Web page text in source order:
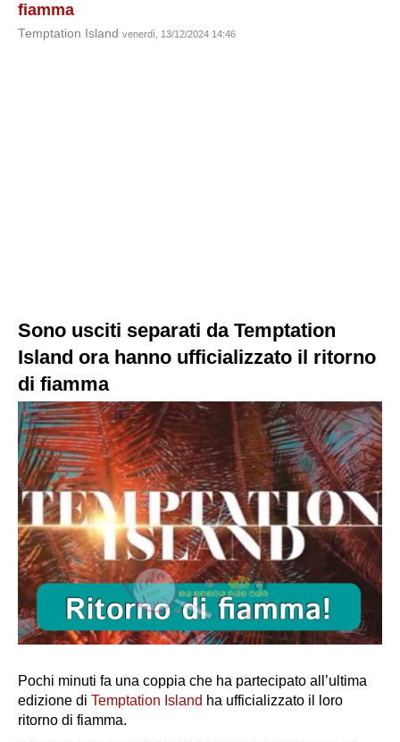
fiamma
Temptation Island venerdì, 13/12/2024 14:46
Sono usciti separati da Temptation
Island ora hanno ufficializzato il ritorno
di fiamma
Pochi minuti fa una coppia che ha partecipato all’ultima
edizione di Temptation Island ha ufficializzato il loro
ritorno di fiamma.